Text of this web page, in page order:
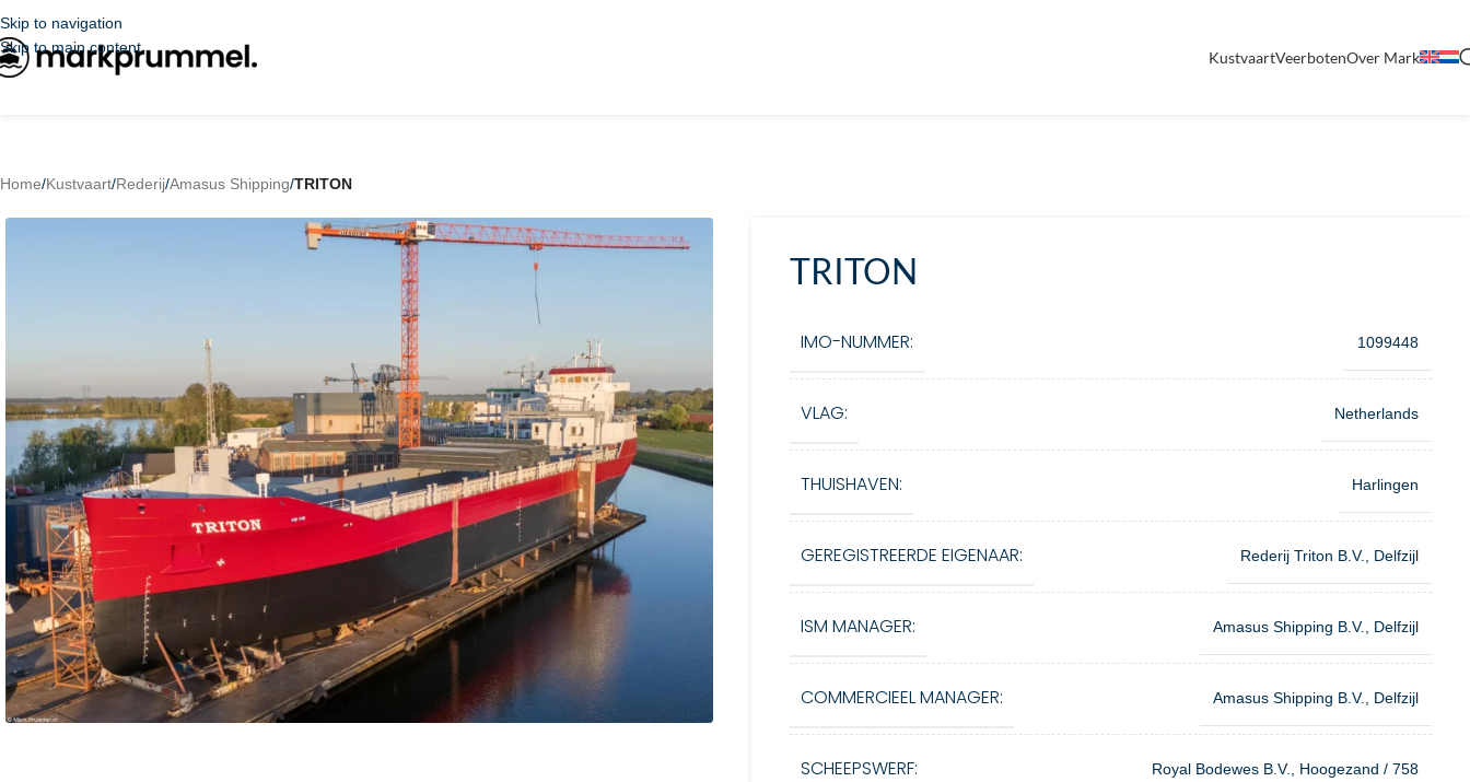
Skip to navigation
Skip to main content
KustvaartVeerbotenOver Mark
Home/Kustvaart/Rederij/Amasus Shipping/TRITON
TRITON
IMO-NUMMER: 1099448
VLAG: Netherlands
THUISHAVEN: Harlingen
GEREGISTREERDE EIGENAAR: Rederij Triton B.V., Delfzijl
ISM MANAGER: Amasus Shipping B.V., Delfzijl
COMMERCIEEL MANAGER: Amasus Shipping B.V., Delfzijl
SCHEEPSWERF: Royal Bodewes B.V., Hoogezand / 758